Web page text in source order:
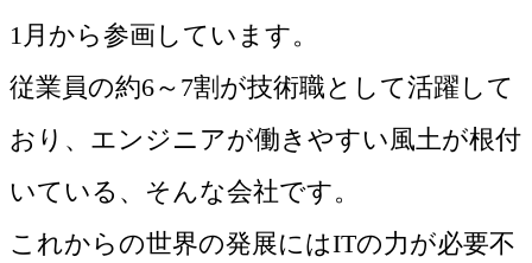
1月から参画しています。
従業員の約6～7割が技術職として活躍して
おり、エンジニアが働きやすい風土が根付
いている、そんな会社です。
これからの世界の発展にはITの力が必要不